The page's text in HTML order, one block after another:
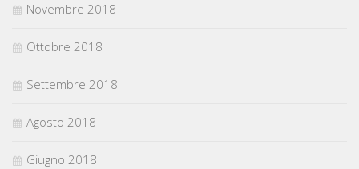
Novembre 2018
Ottobre 2018
Settembre 2018
Agosto 2018
Giugno 2018